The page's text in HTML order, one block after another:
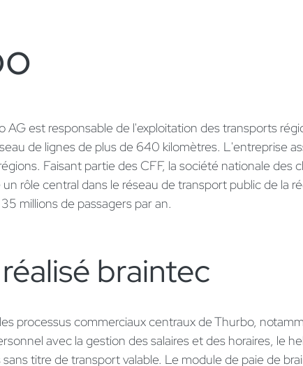
AG est responsable de l'exploitation des transports
de lignes de plus de 640 kilomètres. L'entreprise
Faisant partie des CFF, la société nationale des
rôle central dans le réseau de transport public de la
millions de passagers par an.
braintec
processus commerciaux centraux de Thurbo,
avec la gestion des salaires et des horaires, le
titre de transport valable. Le module de paie de